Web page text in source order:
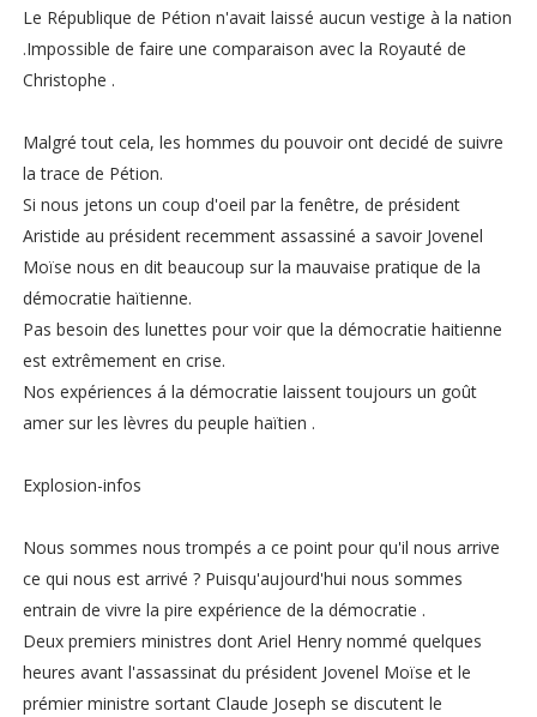
Le République de Pétion n'avait laissé aucun vestige à la nation
.Impossible de faire une comparaison avec la Royauté de
Christophe .
Malgré tout cela, les hommes du pouvoir ont decidé de suivre
la trace de Pétion.
Si nous jetons un coup d'oeil par la fenêtre, de président
Aristide au président recemment assassiné a savoir Jovenel
Moïse nous en dit beaucoup sur la mauvaise pratique de la
démocratie haïtienne.
Pas besoin des lunettes pour voir que la démocratie haitienne
est extrêmement en crise.
Nos expériences á la démocratie laissent toujours un goût
amer sur les lèvres du peuple haïtien .
Explosion-infos
Nous sommes nous trompés a ce point pour qu'il nous arrive
ce qui nous est arrivé ? Puisqu'aujourd'hui nous sommes
entrain de vivre la pire expérience de la démocratie .
Deux premiers ministres dont Ariel Henry nommé quelques
heures avant l'assassinat du président Jovenel Moïse et le
prémier ministre sortant Claude Joseph se discutent le